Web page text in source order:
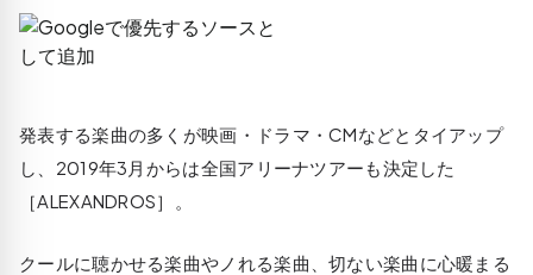
発表する楽曲の多くが映画・ドラマ・CMなどとタイアップ
し、2019年3月からは全国アリーナツアーも決定した
［ALEXANDROS］。
クールに聴かせる楽曲やノれる楽曲、切ない楽曲に心暖まる